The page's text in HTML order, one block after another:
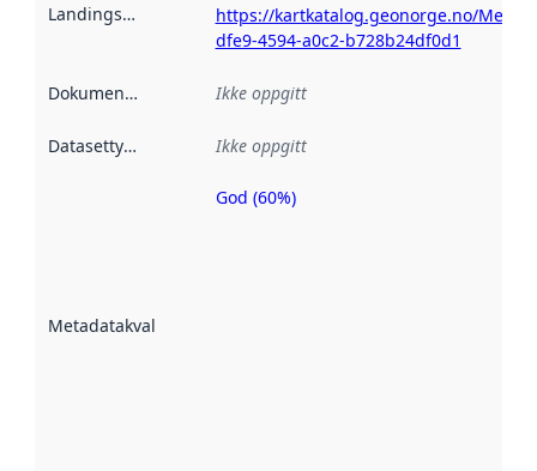
Landingsside
https://kartkatalog.geonorge.no/
dfe9-4594-a0c2-b728b24df0d1
Dokumentasjon Ikke oppgitt
Datasettype Ikke oppgitt
Metadatakvalitet
Metadatakvalitet
God (60%)